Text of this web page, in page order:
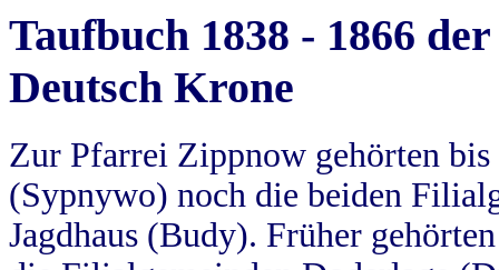
Taufbuch 1838 - 1866
Deutsch Krone
Zur Pfarrei Zippnow gehörten
(Sypnywo) noch die beiden
Jagdhaus (Budy). Früher